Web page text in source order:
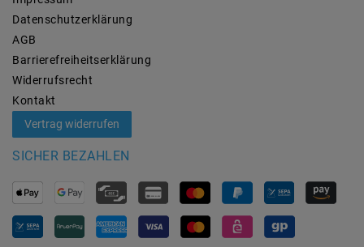
Daten­schutz­erklärung
AGB
Barrierefreiheitserklärung
Widerrufs­recht
Kontakt
Vertrag widerrufen
SICHER BEZAHLEN